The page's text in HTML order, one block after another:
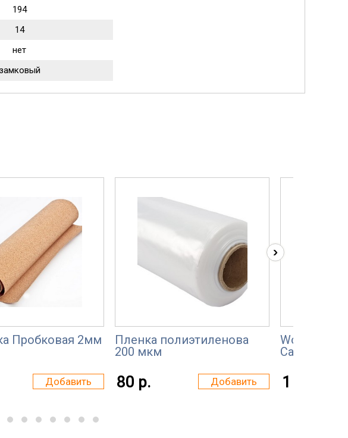
194
14
нет
замковый
Пробковая 2мм
Добавить
Пленка полиэтиленова
200 мкм
80 р. Добавить
Wood-Lab
Санторини
1 100 р.
›